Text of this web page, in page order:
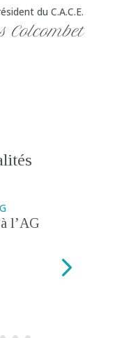
du C.A.C.E.
Colcombet
l’AG